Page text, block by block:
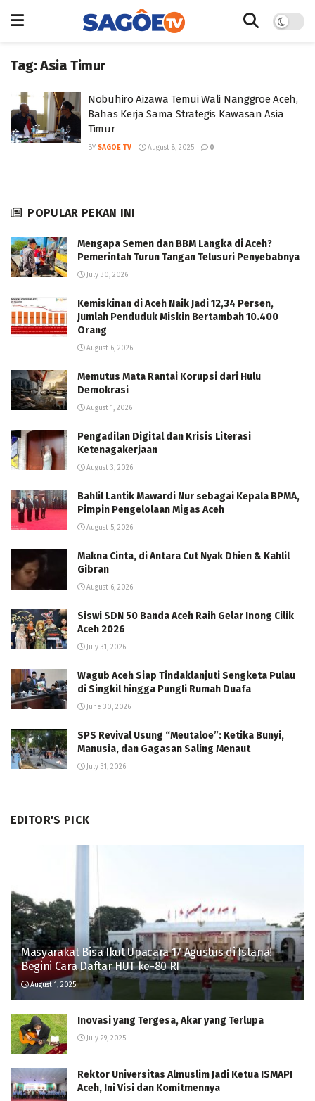
Tag:Asia Timur
Nobuhiro Aizawa Temui Wali Nanggroe Aceh,
Bahas Kerja Sama Strategis Kawasan Asia
Timur
BY SAGOE TV August 8, 2025 0
POPULAR PEKAN INI
Mengapa Semen dan BBM Langka di Aceh?
Pemerintah Turun Tangan Telusuri Penyebabnya
July 30, 2026
Kemiskinan di Aceh Naik Jadi 12,34 Persen,
Jumlah Penduduk Miskin Bertambah 10.400
Orang
August 6, 2026
Memutus Mata Rantai Korupsi dari Hulu
Demokrasi
August 1, 2026
Pengadilan Digital dan Krisis Literasi
Ketenagakerjaan
August 3, 2026
Bahlil Lantik Mawardi Nur sebagai Kepala BPMA,
Pimpin Pengelolaan Migas Aceh
August 5, 2026
Makna Cinta, di Antara Cut Nyak Dhien & Kahlil
Gibran
August 6, 2026
Siswi SDN 50 Banda Aceh Raih Gelar Inong Cilik
Aceh 2026
July 31, 2026
Wagub Aceh Siap Tindaklanjuti Sengketa Pulau
di Singkil hingga Pungli Rumah Duafa
June 30, 2026
SPS Revival Usung “Meutaloe”: Ketika Bunyi,
Manusia, dan Gagasan Saling Menaut
July 31, 2026
EDITOR'S PICK
Masyarakat Bisa Ikut Upacara 17 Agustus di Istana!
Begini Cara Daftar HUT ke-80 RI
August 1, 2025
Inovasi yang Tergesa, Akar yang Terlupa
July 29, 2025
Rektor Universitas Almuslim Jadi Ketua ISMAPI
Aceh, Ini Visi dan Komitmennya